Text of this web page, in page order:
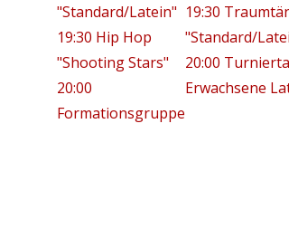
"Standard/Latein"
19:30 Hip Hop
"Shooting Stars"
20:00
Formationsgruppe
19:30
"Standard/
20:00
Erwachsene